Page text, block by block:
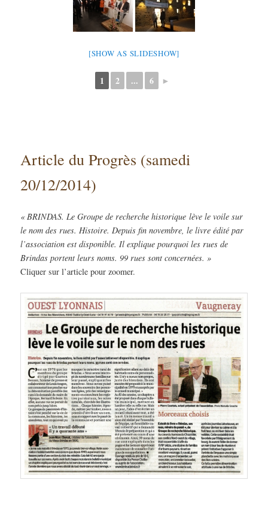
[SHOW AS SLIDESHOW]
1 2 ... 6 ►
Article du Progrès (samedi
20/12/2014)
« BRINDAS. Le Groupe de recherche historique lève le voile sur
le nom des rues. Histoire. Depuis fin novembre, le livre édité par
l’association est disponible. Il explique pourquoi les rues de
Brindas portent leurs noms. 99 rues sont concernées. »
Cliquer sur l’article pour zoomer.